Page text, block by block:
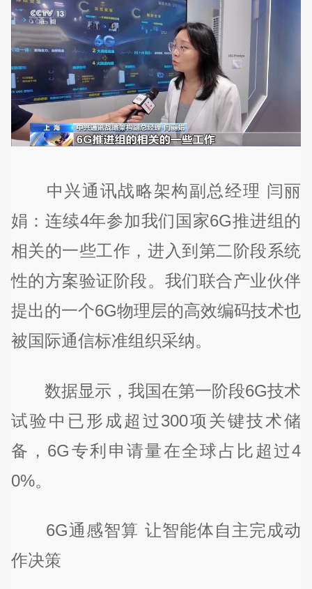
中兴通讯战略架构副总经理 闫丽
娟：连续4年参加我们国家6G推进组的
相关的一些工作，进入到第二阶段系统
性的方案验证阶段。我们联合产业伙伴
提出的一个6G物理层的高效编码技术也
被国际通信标准组织采纳。
数据显示，我国在第一阶段6G技术
试验中已形成超过300项关键技术储
备，6G专利申请量在全球占比超过4
0%。
6G通感智算 让智能体自主完成动
作决策